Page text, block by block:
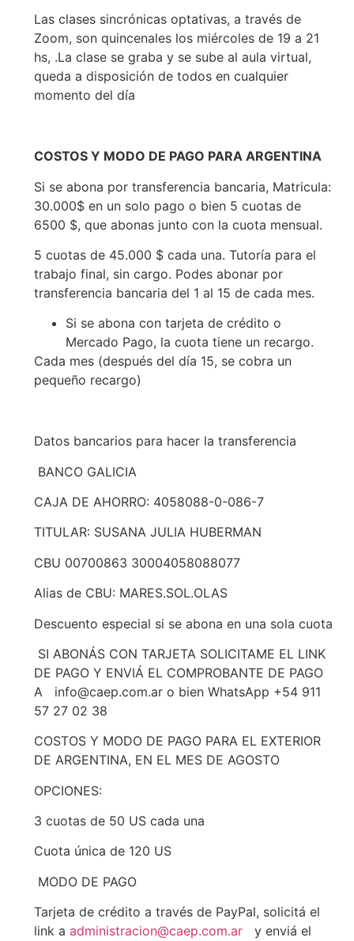
Las clases sincrónicas optativas, a través de
Zoom, son quincenales los miércoles de 19 a 21
hs, .La clase se graba y se sube al aula virtual,
queda a disposición de todos en cualquier
momento del día
COSTOS Y MODO DE PAGO PARA ARGENTINA
Si se abona por transferencia bancaria, Matricula:
30.000$ en un solo pago o bien 5 cuotas de
6500 $, que abonas junto con la cuota mensual.
5 cuotas de 45.000 $ cada una. Tutoría para el
trabajo final, sin cargo. Podes abonar por
transferencia bancaria del 1 al 15 de cada mes.
Si se abona con tarjeta de crédito o
Mercado Pago, la cuota tiene un recargo.
Cada mes (después del día 15, se cobra un
pequeño recargo)
Datos bancarios para hacer la transferencia
BANCO GALICIA
CAJA DE AHORRO: 4058088-0-086-7
TITULAR: SUSANA JULIA HUBERMAN
CBU 00700863 30004058088077
Alias de CBU: MARES.SOL.OLAS
Descuento especial si se abona en una sola cuota
SI ABONÁS CON TARJETA SOLICITAME EL LINK
DE PAGO Y ENVIÁ EL COMPROBANTE DE PAGO
A info@caep.com.ar o bien WhatsApp +54 911
57 27 02 38
COSTOS Y MODO DE PAGO PARA EL EXTERIOR
DE ARGENTINA, EN EL MES DE AGOSTO
OPCIONES:
3 cuotas de 50 US cada una
Cuota única de 120 US
MODO DE PAGO
Tarjeta de crédito a través de PayPal, solicitá el
link a administracion@caep.com.ary enviá el